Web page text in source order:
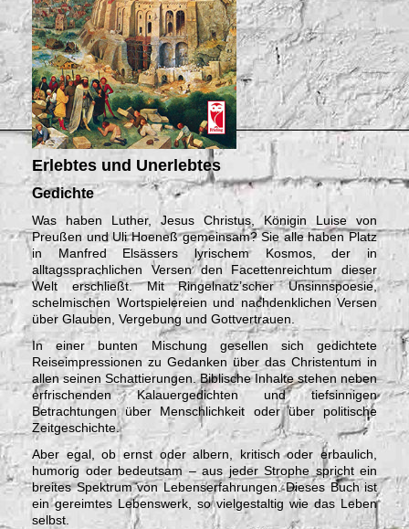
Erlebtes und Unerlebtes
Gedichte
Was haben Luther, Jesus Christus, Königin Luise von
Preußen und Uli Hoeneß gemeinsam? Sie alle haben Platz
in Manfred Elsässers lyrischem Kosmos, der in
alltagssprachlichen Versen den Facettenreichtum dieser
Welt erschließt. Mit Ringelnatz’scher Unsinnspoesie,
schelmischen Wortspielereien und nachdenklichen Versen
über Glauben, Vergebung und Gottvertrauen.
In einer bunten Mischung gesellen sich gedichtete
Reiseimpressionen zu Gedanken über das Christentum in
allen seinen Schattierungen. Biblische Inhalte stehen neben
erfrischenden Kalauergedichten und tiefsinnigen
Betrachtungen über Menschlichkeit oder über politische
Zeitgeschichte.
Aber egal, ob ernst oder albern, kritisch oder erbaulich,
humorig oder bedeutsam – aus jeder Strophe spricht ein
breites Spektrum von Lebenserfahrungen. Dieses Buch ist
ein gereimtes Lebenswerk, so vielgestaltig wie das Leben
selbst.